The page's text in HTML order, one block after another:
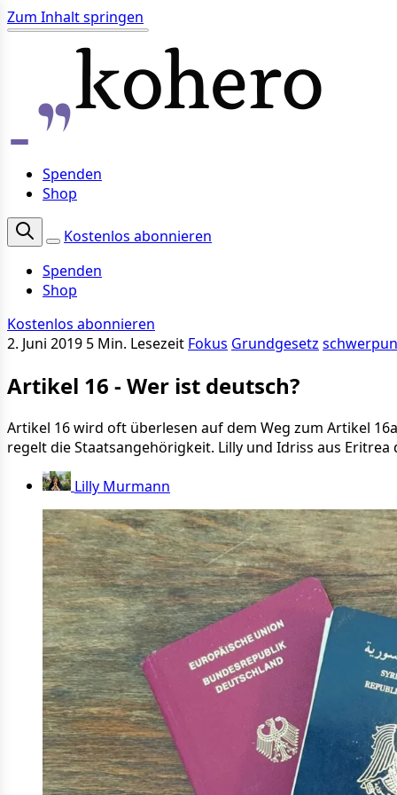
Zum Inhalt springen
Spenden
Shop
Kostenlos abonnieren
Spenden
Shop
Kostenlos abonnieren
2. Juni 2019 5 Min. Lesezeit Fokus Grundgesetz
Artikel 16 - Wer ist deutsch?
Artikel 16 wird oft überlesen auf dem Weg zum Artikel
regelt die Staatsangehörigkeit. Lilly und Idriss aus
Lilly Murmann